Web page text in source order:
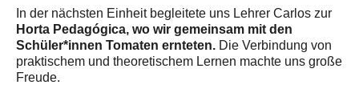
In der nächsten Einheit begleitete uns Lehrer Carlos zur
Horta Pedagógica, wo wir gemeinsam mit den
Schüler*innen Tomaten ernteten. Die Verbindung von
praktischem und theoretischem Lernen machte uns große
Freude.